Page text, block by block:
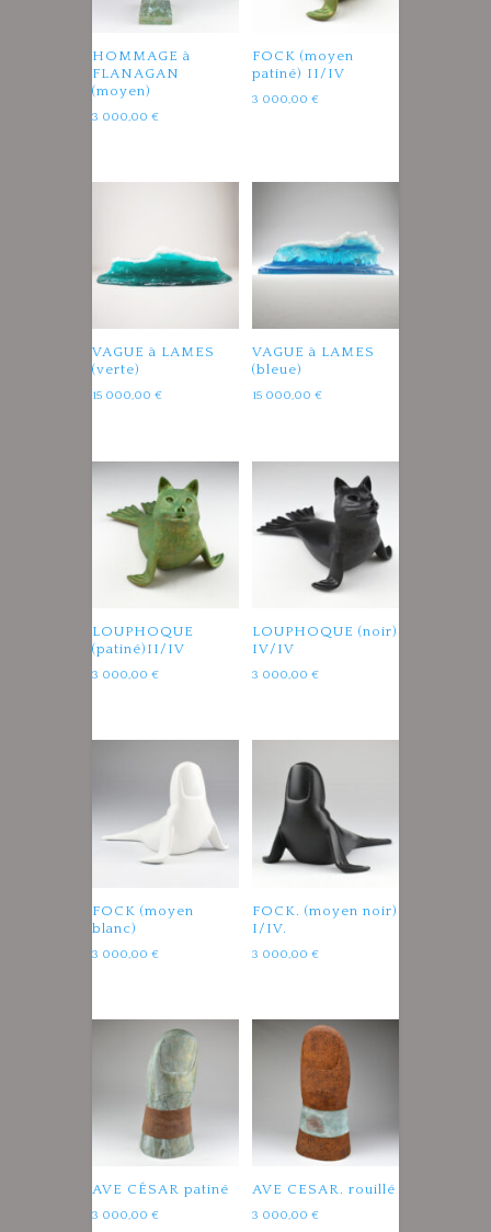
HOMMAGE à
FLANAGAN
(moyen)
3 000,00 €
FOCK (moyen
patiné) II/IV
3 000,00 €
VAGUE à LAMES
(verte)
15 000,00 €
VAGUE à LAMES
(bleue)
15 000,00 €
LOUPHOQUE
(patiné)II/IV
3 000,00 €
LOUPHOQUE (noir)
IV/IV
3 000,00 €
FOCK (moyen
blanc)
3 000,00 €
FOCK. (moyen noir)
I/IV.
3 000,00 €
AVE CÉSAR patiné
3 000,00 €
AVE CESAR. rouillé
3 000,00 €